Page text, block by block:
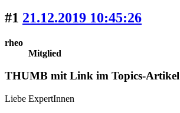
#1 21.12.2019 10:45:26
rheo
Mitglied
THUMB mit Link im Topics-Artikel
Liebe ExpertInnen